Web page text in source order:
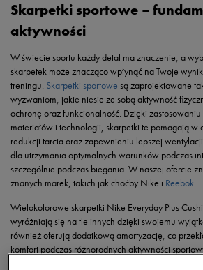
Skarpetki sportowe –
aktywności
W świecie sportu każdy detal ma znaczenie, a
skarpetek może znacząco wpłynąć na Twoje
treningu. Skarpetki sportowe są zaprojektowane
wyzwaniom, jakie niesie ze sobą aktywność
ochronę oraz funkcjonalność. Dzięki zastosowaniu
materiałów i technologii, skarpetki te pomagają
redukcji tarcia oraz zapewnieniu lepszej
dla utrzymania optymalnych warunków podczas
szczególnie podczas biegania. W naszej ofercie
znanych marek, takich jak choćby Nike i Reebok.
Wielokolorowe skarpetki Nike Everyday Plus
wyróżniają się na tle innych dzięki swojemu
również oferują dodatkową amortyzację, co
komfort podczas różnorodnych aktywności